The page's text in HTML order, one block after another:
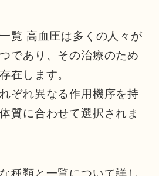
覧 高血圧は多くの人々が
であり、その治療のため
在します。
ぞれ異なる作用機序を持
質に合わせて選択されま
種類と一覧について詳し